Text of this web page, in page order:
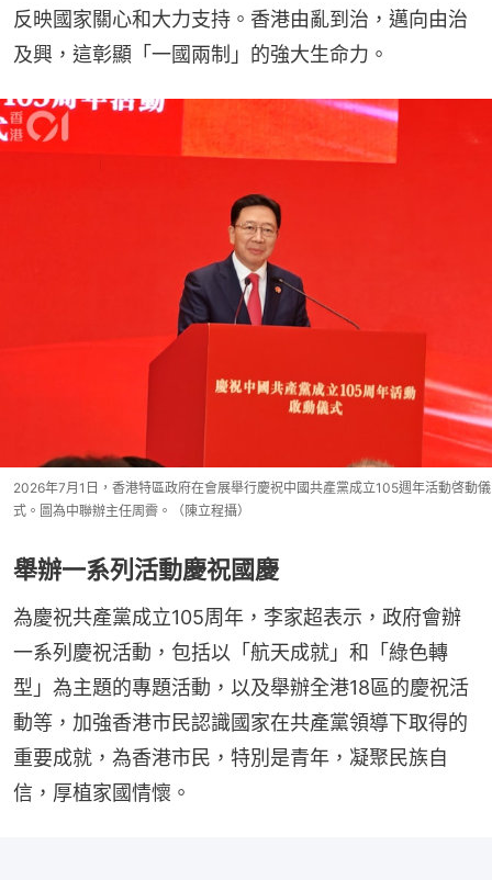
反映國家關心和大力支持。香港由亂到治，邁向由治
及興，這彰顯「一國兩制」的強大生命力。
2026年7月1日，香港特區政府在會展舉行慶祝中國共產黨成立105週年活動啓動儀
式。圖為中聯辦主任周霽。（陳立程攝）
舉辦一系列活動慶祝國慶
為慶祝共產黨成立105周年，李家超表示，政府會辦
一系列慶祝活動，包括以「航天成就」和「綠色轉
型」為主題的專題活動，以及舉辦全港18區的慶祝活
動等，加強香港市民認識國家在共產黨領導下取得的
重要成就，為香港市民，特別是青年，凝聚民族自
信，厚植家國情懷。